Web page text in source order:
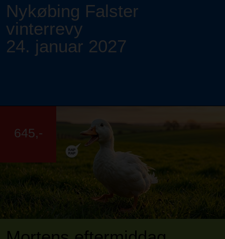
Nykøbing Falster
vinterrevy
24. januar 2027
645,-